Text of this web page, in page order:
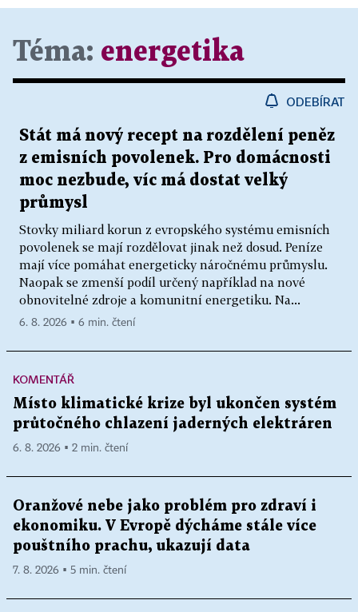
Téma: energetika
ODEBÍRAT
Stát má nový recept na rozdělení peněz
z emisních povolenek. Pro domácnosti
moc nezbude, víc má dostat velký
průmysl
Stovky miliard korun z evropského systému emisních
povolenek se mají rozdělovat jinak než dosud. Peníze
mají více pomáhat energeticky náročnému průmyslu.
Naopak se zmenší podíl určený například na nové
obnovitelné zdroje a komunitní energetiku. Na...
6. 8. 2026 ▪ 6 min. čtení
KOMENTÁŘ
Místo klimatické krize byl ukončen systém
průtočného chlazení jaderných elektráren
6. 8. 2026 ▪ 2 min. čtení
Oranžové nebe jako problém pro zdraví i
ekonomiku. V Evropě dýcháme stále více
pouštního prachu, ukazují data
7. 8. 2026 ▪ 5 min. čtení